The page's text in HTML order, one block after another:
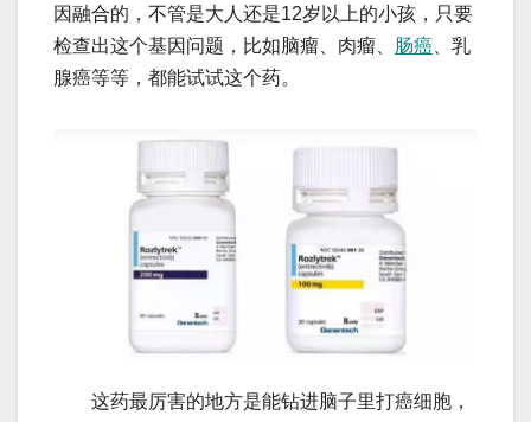
因融合的，不管是大人还是12岁以上的小孩，只要
检查出这个基因问题，比如脑瘤、肉瘤、 肠癌 、乳
腺癌等等，都能试试这个药。
这药最厉害的地方是能钻进脑子里打癌细胞，